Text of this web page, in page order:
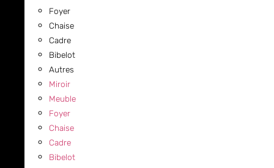
Foyer
Chaise
Cadre
Bibelot
Autres
Miroir
Meuble
Foyer
Chaise
Cadre
Bibelot